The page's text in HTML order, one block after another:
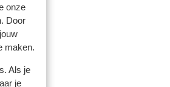
onze
Door
maken.
Als je
je